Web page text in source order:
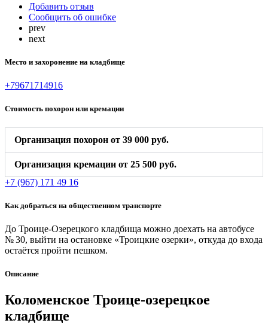
Добавить отзыв
Сообщить об ошибке
prev
next
Место и захоронение на кладбище
+79671714916
Стоимость похорон или кремации
Организация похорон от 39 000 руб.
Организация кремации от 25 500 руб.
+7 (967) 171 49 16
Как добраться на общественном транспорте
До Троице-Озерецкого кладбища можно доехать на автобусе
№ 30, выйти на остановке «Троицкие озерки», откуда до входа
остаётся пройти пешком.
Описание
Коломенское Троице-озерецкое
кладбище